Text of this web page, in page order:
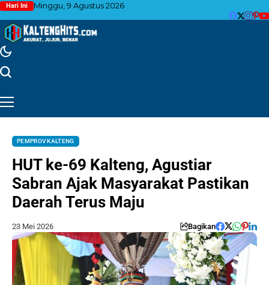
Hari Ini Minggu, 9 Agustus 2026
PEMPROV KALTENG
HUT ke-69 Kalteng, Agustiar
Sabran Ajak Masyarakat Pastikan
Daerah Terus Maju
23 Mei 2026 Bagikan